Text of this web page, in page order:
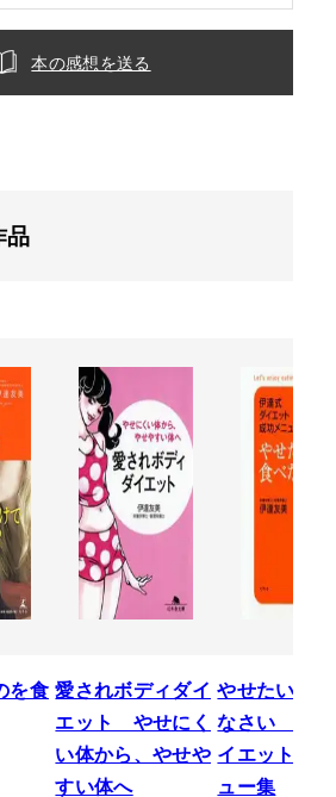
本の感想を送る
品
を食 愛されボディダイ
エット やせにく
い体から、やせや
すい体へ
やせたい人
なさい 伊達
イエット成
ュー集